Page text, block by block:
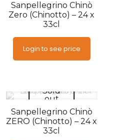
Sanpellegrino Chinò
Zero (Chinotto) – 24 x
33cl
Login to see price
Sold
out
Sanpellegrino Chinò
ZERO (Chinotto) – 24 x
33cl